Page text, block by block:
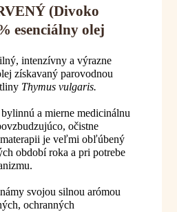
(Divoko
esenciálny olej
intenzívny a výrazne
získavaný parovodnou
Thymus vulgaris.
a mierne medicinálnu
očistne
je veľmi obľúbený
období roka a pri potrebe
svojou silnou arómou
ochranných